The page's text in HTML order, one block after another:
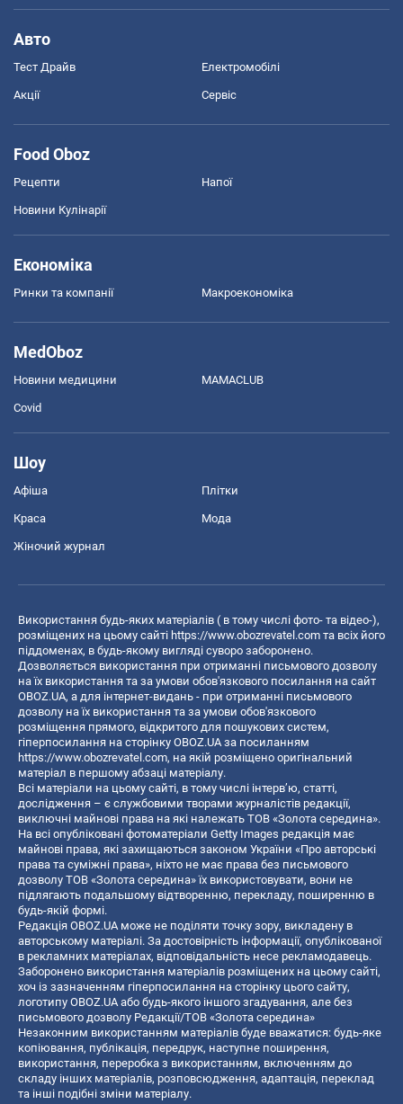
Авто
Тест Драйв Електромобілі
Акції Сервіс
Food Oboz
Рецепти Напої
Новини Кулінарії
Економіка
Ринки та компанії Макроекономіка
MedOboz
Новини медицини MAMACLUB
Covid
Шоу
Афіша Плітки
Краса Мода
Жіночий журнал
Використання будь-яких матеріалів ( в тому числі фото- та відео-),
розміщених на цьому сайті https://www.obozrevatel.com та всіх його
піддоменах, в будь-якому вигляді суворо заборонено.
Дозволяється використання при отриманні письмового дозволу
на їх використання та за умови обов'язкового посилання на сайт
OBOZ.UA, а для інтернет-видань - при отриманні письмового
дозволу на їх використання та за умови обов'язкового
розміщення прямого, відкритого для пошукових систем,
гіперпосилання на сторінку OBOZ.UA за посиланням
https://www.obozrevatel.com, на якій розміщено оригінальний
матеріал в першому абзаці матеріалу.
Всі матеріали на цьому сайті, в тому числі інтерв’ю, статті,
дослідження – є службовими творами журналістів редакції,
виключні майнові права на які належать ТОВ «Золота середина».
На всі опубліковані фотоматеріали Getty Images редакція має
майнові права, які захищаються законом України «Про авторські
права та суміжні права», ніхто не має права без письмового
дозволу ТОВ «Золота середина» їх використовувати, вони не
підлягають подальшому відтворенню, перекладу, поширенню в
будь-якій формі.
Редакція OBOZ.UA може не поділяти точку зору, викладену в
авторському матеріалі. За достовірність інформації, опублікованої
в рекламних матеріалах, відповідальність несе рекламодавець.
Заборонено використання матеріалів розміщених на цьому сайті,
хоч із зазначенням гіперпосилання на сторінку цього сайту,
логотипу OBOZ.UA або будь-якого іншого згадування, але без
письмового дозволу Редакції/ТОВ «Золота середина»
Незаконним використанням матеріалів буде вважатися: будь-яке
копiювання, публiкацiя, передрук, наступне поширення,
використання, переробка з використанням, включенням до
складу інших матеріалів, розповсюдження, адаптація, переклад
та інші подібні зміни матеріалу.